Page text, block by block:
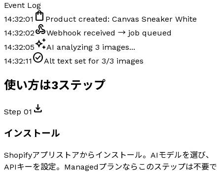
Event Log
14:32:01 shopping_bag Product created: Canvas Sneaker White
14:32:02webhookWebhook received → job queued
14:32:05auto_awesomeAI analyzing 3 images...
14:32:11 check_circleAlt text set for 3/3 images
使い方は3ステップ
Step 01 download
インストール
Shopifyアプリストアからインストール。AIモデルを選び、
APIキーを設定。Managedプランならこのステップは不要で